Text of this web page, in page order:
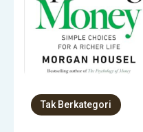
Tak Berkategori